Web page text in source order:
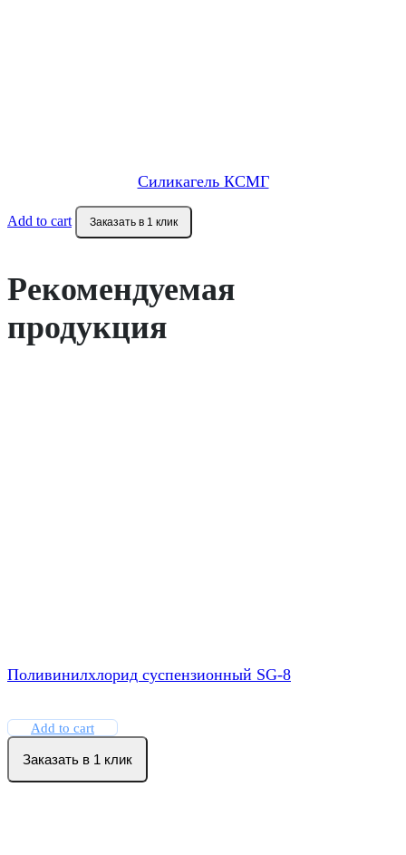
Силикагель КСМГ
Add to cart Заказать в 1 клик
Рекомендуемая
продукция
Поливинилхлорид суспензионный SG-8
Add to cart
Заказать в 1 клик